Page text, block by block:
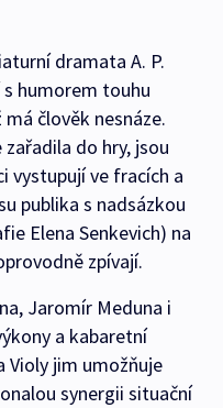
dramata A. P.
s humorem touhu
člověk nesnáze.
do hry, jsou
vystupují ve fracích a
publika s nadsázkou
Elena Senkevich) na
zpívají.
Jaromír Meduna i
a kabaretní
Violy jim umožňuje
synergii situační